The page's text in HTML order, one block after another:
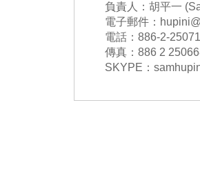
負責人：胡平一
電子郵件：
電話：886-2-
傳真：886 2
SKYPE：